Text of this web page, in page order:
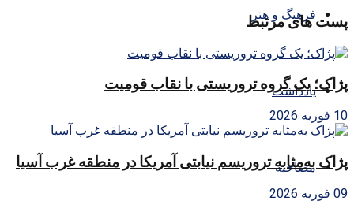
فرهنگ و هنر
یادداشت
مصاحبه
پست های مرتبط
پژاک؛ یک گروه تروریستی با نقاب قومیت
10 فوریه 2026
پژاک به‌مثابه تروریسم نیابتی آمریکا در منطقه غرب آسیا
09 فوریه 2026